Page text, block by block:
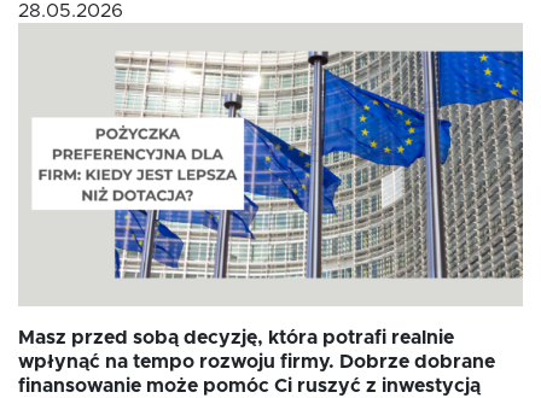
Oferta dla MSP
Oferta dla NGO/PES
Fundusz FKIS
Rodo
Dokumenty
28.05.2026
Masz przed sobą decyzję, która potrafi realnie
wpłynąć na tempo rozwoju firmy. Dobrze dobrane
finansowanie może pomóc Ci ruszyć z inwestycją